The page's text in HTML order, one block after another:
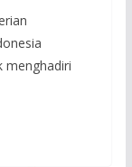
menghadiri